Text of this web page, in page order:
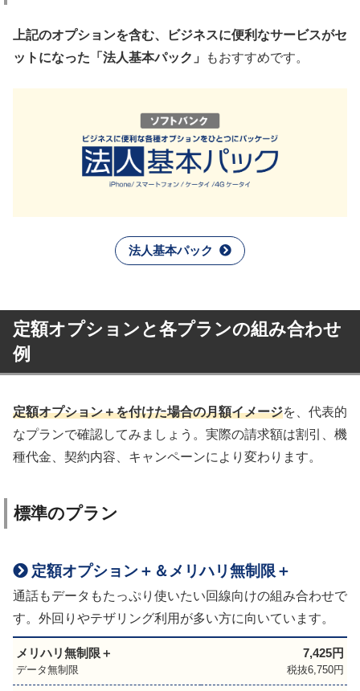
上記のオプションを含む、ビジネスに便利なサービスがセ
ットになった「法人基本パック」
もおすすめです。
法人基本パック
定額オプションと各プランの組み合わせ
例
定額オプション＋を付けた場合の月額イメージを、代表的
なプランで確認してみましょう。実際の請求額は割引、機
種代金、契約内容、キャンペーンにより変わります。
標準のプラン
定額オプション＋＆メリハリ無制限＋
通話もデータもたっぷり使いたい回線向けの組み合わせで
す。外回りやテザリング利用が多い方に向いています。
メリハリ無制限＋
データ無制限
7,425円
税抜6,750円